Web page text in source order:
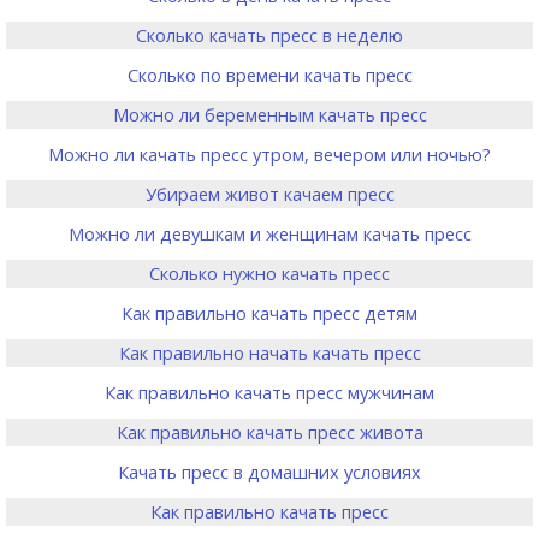
Сколько качать пресс в неделю
Сколько по времени качать пресс
Можно ли беременным качать пресс
Можно ли качать пресс утром, вечером или ночью?
Убираем живот качаем пресс
Можно ли девушкам и женщинам качать пресс
Сколько нужно качать пресс
Как правильно качать пресс детям
Как правильно начать качать пресс
Как правильно качать пресс мужчинам
Как правильно качать пресс живота
Качать пресс в домашних условиях
Как правильно качать пресс